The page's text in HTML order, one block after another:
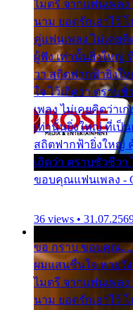
ไมตรี จากแฟนเพล
นาม ยอดรักเอาไว้
คู่แฟนเพลง ไม่เคย
ผู้ฟัง เท่านั้นยิ่งใหญ่
วา สถิตฟากฟ้ายิ่งใ
ใจ ไว้เถิดว่า ตราบ
เพลง ไม่เคยคิดว่าเ
เท่านั้นยิ่งใหญ่ ที่เป็น
สถิตฟากฟ้ายิ่งใหญ่
เถิดว่า ตราบชั่วชีว
ขอบคุณแฟนเพลง -
36 views •
ขอ กราบ ขอบคุณ
ผมแสนชื่นใจ หายวัง
ไมตรี จากแฟนเพล
นาม ยอดรักเอาไว้